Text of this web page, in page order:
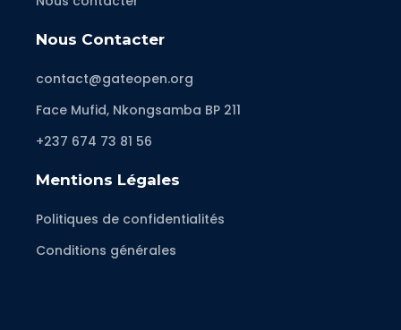
Nous Contacter
contact@gateopen.org
Face Mufid, Nkongsamba BP 211
+237 674 73 81 56
Mentions Légales
Politiques de confidentialités
Conditions générales